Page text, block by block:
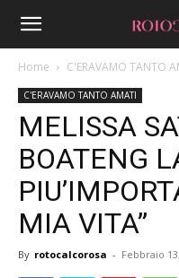
Home C'ERAVAMO TANTO
C'ERAVAMO TANTO AMATI
MELISSA
BOATENG
MIA VITA”
By rotocalcorosa - Febbraio